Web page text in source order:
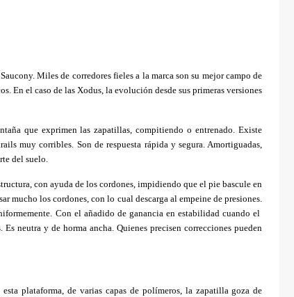
Miles de corredores fieles a la marca son su mejor campo de
En el caso de las Xodus, la evolución desde sus primeras versiones
que exprimen las zapatillas, compitiendo o entrenado.Existe
muy corribles. Son de respuesta rápida y segura. Amortiguadas,
del suelo.
con ayuda de los cordones, impidiendo que el pie bascule en
mucho los cordones, con lo cual descarga al empeine de presiones.
Con el añadido de ganancia en estabilidad cuando el
neutra y de horma ancha. Quienes precisen correcciones pueden
plataforma, de varias capas de polímeros, la zapatilla goza de